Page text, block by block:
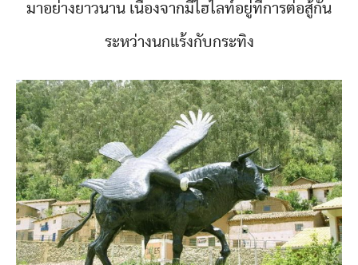
มาอย่างยาวนาน เนื่องจากมีไฮไลท์อยู่ที่การต่อสู้กัน
ระหว่างนกแร้งกับกระทิง